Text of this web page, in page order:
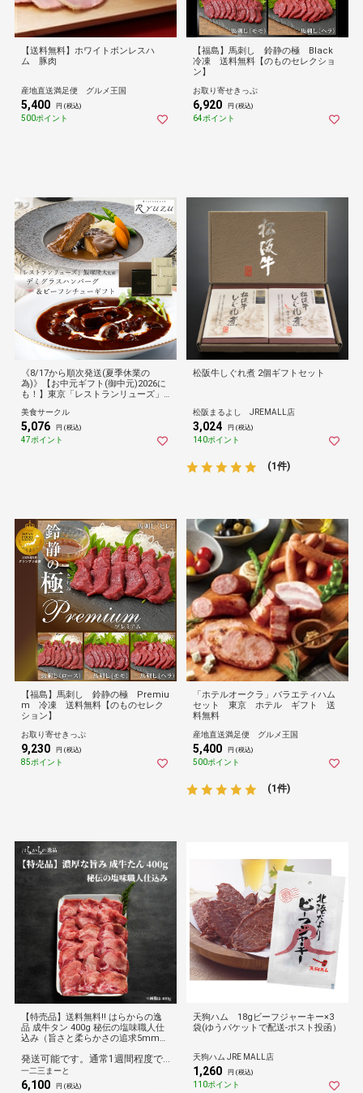
【送料無料】ホワイトボンレスハ
ム 豚肉
産地直送満足便 グルメ王国
5,400 円 (税込)
500ポイント
【福島】馬刺し 鈴静の極 Black
冷凍 送料無料【のものセレクショ
ン】
お取り寄せきっぷ
6,920 円 (税込)
64ポイント
《8/17から順次発送(夏季休業の
為)》【お中元ギフト(御中元)2026に
も！】東京「レストランリューズ」
＆ビーフシチューギフト[送料無料]
（のし対応可能）
美食サークル
5,076 円 (税込)
47ポイント
松阪牛しぐれ煮 2個ギフトセット
松阪まるよし JREMALL店
3,024 円 (税込)
140ポイント
(1件)
【福島】馬刺し 鈴静の極 Premiu
m 冷凍 送料無料【のものセレク
ション】
お取り寄せきっぷ
9,230 円 (税込)
85ポイント
「ホテルオークラ」バラエティハム
セット 東京 ホテル ギフト 送
料無料
産地直送満足便 グルメ王国
5,400 円 (税込)
500ポイント
(1件)
【特売品】送料無料!! はらからの逸
品 成牛タン 400g 秘伝の塩味職人仕
込み（旨さと柔らかさの追求5mmカ
一二三まーと
6,100 円 (税込)
天狗ハム 18gビーフジャーキー×3
袋(ゆうパケットで配送-ポスト投函）
天狗ハム JRE MALL店
1,260 円 (税込)
110ポイント